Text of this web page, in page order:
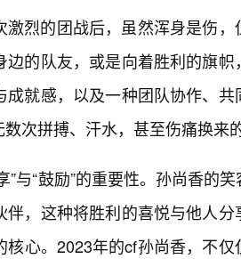
烈的团战后，虽然浑身是伤，
的队友，或是向着胜利的旗帜
就感，以及一种团队协作、共
次拼搏、汗水，甚至伤痛换来的
与“鼓励”的重要性。孙尚香的
，这种将胜利的喜悦与他人分
心。2023年的cf孙尚香，不仅